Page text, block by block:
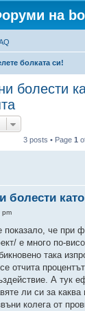
на
болката си!
болести
3 posts • Page 1
болести
pm
показало, че при
е много по-
така
отчита
А тук
ли си за каква
колега от